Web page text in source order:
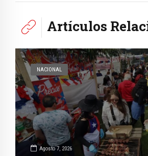
Artículos
NACIONAL
Agosto 7, 2026